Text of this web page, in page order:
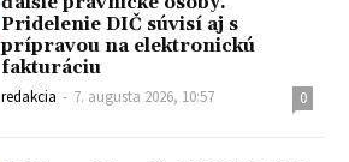
Pridelenie DIČ súvisí aj s
prípravou na elektronickú
fakturáciu
redakcia - 7. augusta 2026, 10:57 0